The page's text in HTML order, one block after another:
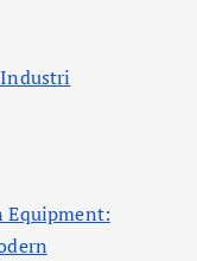
Equipment: